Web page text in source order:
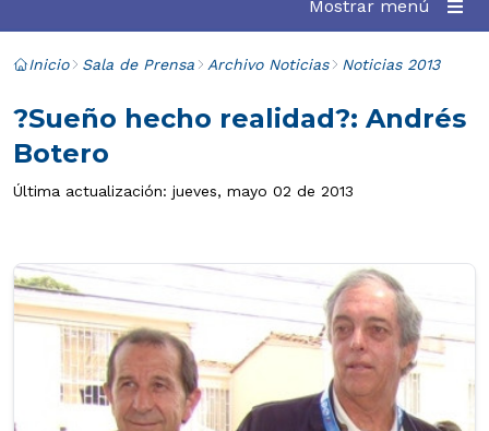
Mostrar menú
Inicio Sala de Prensa Archivo Noticias Noticias 2013
?Sueño hecho realidad?: Andrés
Botero
Última actualización: jueves, mayo 02 de 2013